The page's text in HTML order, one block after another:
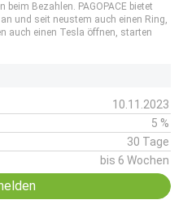
Bezahlen. PAGOPACE bietet
und seit neustem auch einen Ring,
auch einen Tesla öffnen, starten
10.11.2023
5 %
30 Tage
bis 6 Wochen